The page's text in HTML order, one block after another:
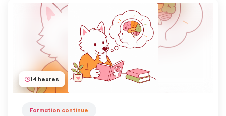
14 heures
Formation continue